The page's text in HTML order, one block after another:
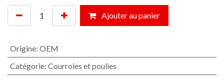
Ajouter au panier
Origine: OEM
Catégorie: Courroies et poulies